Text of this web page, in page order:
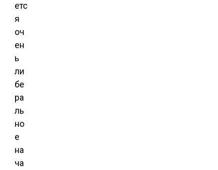
етс
я
оч
ен
ь
ли
бе
ра
ль
но
е
на
ча